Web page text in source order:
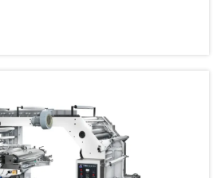
された印刷速度を指している
。真の生産性とは、実際に出
な印刷ロールがどれだけ得ら